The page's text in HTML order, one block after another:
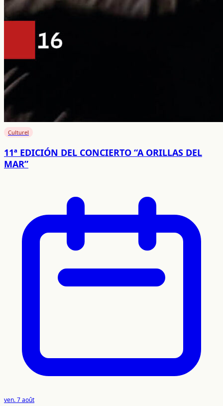
Culturel
11ª EDICIÓN DEL CONCIERTO “A ORILLAS DEL
MAR”
ven. 7 août